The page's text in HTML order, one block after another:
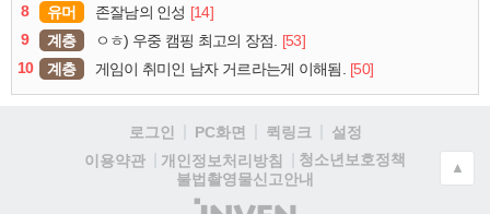
8
유머 존잘남의 인성 [14]
9
계층 ㅇㅎ) 우중 캠핑 최고의 장점.
[53]
10
계층 게임이 취미인 남자 거르라는게 이해됨. [50]
로그인 PC화면 퀵링크
설정
이용약관
개인정보처리방침
청소년보호정책
불법촬영물신고안내
(주)
▲